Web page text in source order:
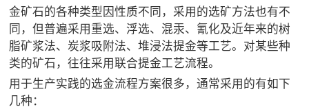
金矿石的各种类型因性质不同，采用的选矿方法也有不
同，但普遍采用重选、浮选、混汞、氰化及近年来的树
脂矿浆法、炭浆吸附法、堆浸法提金等工艺。对某些种
类的矿石，往往采用联合提金工艺流程。
用于生产实践的选金流程方案很多，通常采用的有如下
几种：
 选矿总包
 案例中心
 服务体系